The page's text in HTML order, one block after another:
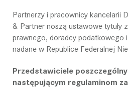
Partnerzy i pracownicy kancelarii
& Partner noszą ustawowe tytuły
prawnego, doradcy podatkowego
nadane w Republice Federalnej
Przedstawiciele
następującym regulaminom